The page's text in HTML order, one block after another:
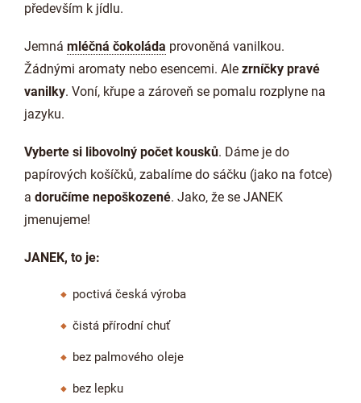
především k jídlu.
Jemná mléčná čokoláda provoněná vanilkou.
Žádnými aromaty nebo esencemi. Ale zrníčky pravé
vanilky. Voní, křupe a zároveň se pomalu rozplyne na
jazyku.
Vyberte si libovolný počet kousků. Dáme je do
papírových košíčků, zabalíme do sáčku (jako na fotce)
a doručíme nepoškozené. Jako, že se JANEK
jmenujeme!
JANEK, to je:
poctivá česká výroba
čistá přírodní chuť
bez palmového oleje
bez lepku